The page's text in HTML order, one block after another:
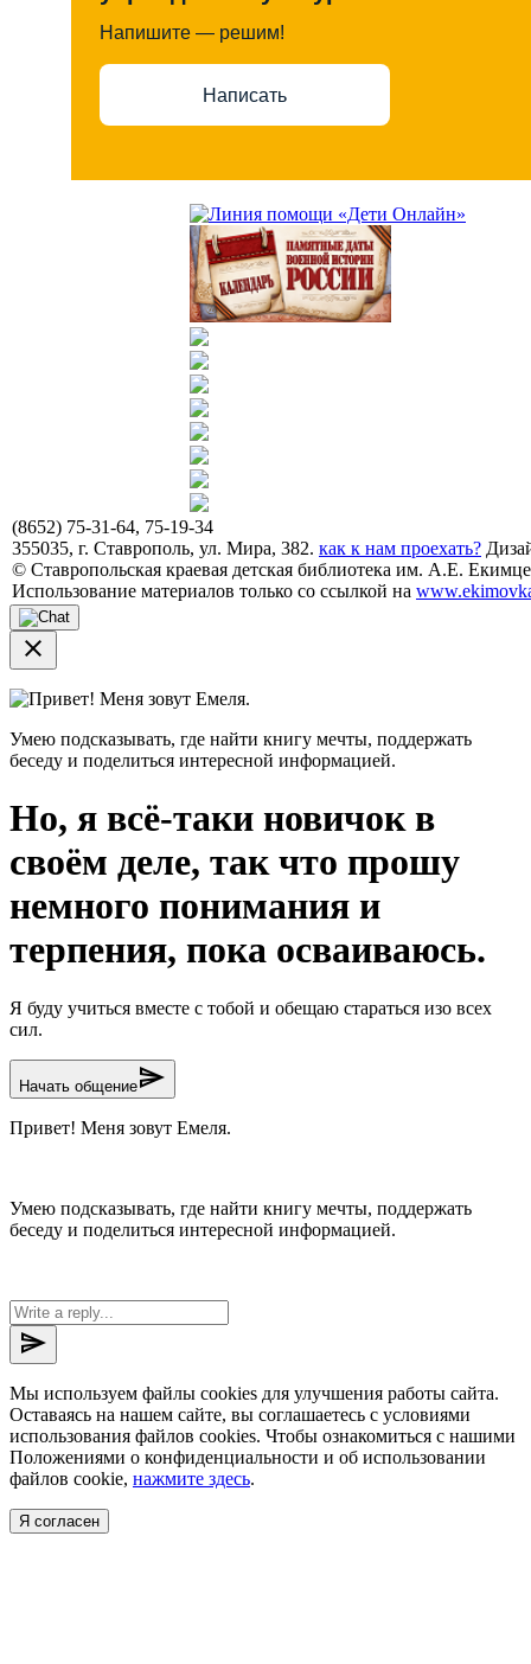
Напишите — решим!
Написать
(8652) 75-31-64, 75-19-34
355035, г. Ставрополь, ул. Мира, 382. как к нам проехать?
© Ставропольская краевая детская библиотека им. А.Е.
Использование материалов только со ссылкой на
close
Привет! Меня зовут Емеля.
Умею подсказывать, где найти книгу мечты, поддержать
беседу и поделиться интересной информацией.
Но, я всё-таки новичок в
своём деле, так что прошу
немного понимания и
терпения, пока осваиваюсь.
Я буду учиться вместе с тобой и обещаю стараться изо всех
сил.
Начать общениеsend
Привет! Меня зовут Емеля.
Умею подсказывать, где найти книгу мечты, поддержать
беседу и поделиться интересной информацией.
send
Мы используем файлы cookies для улучшения работы сайта.
Оставаясь на нашем сайте, вы соглашаетесь с условиями
использования файлов cookies. Чтобы ознакомиться с нашими
Положениями о конфиденциальности и об использовании
файлов cookie, нажмите здесь.
Я согласен